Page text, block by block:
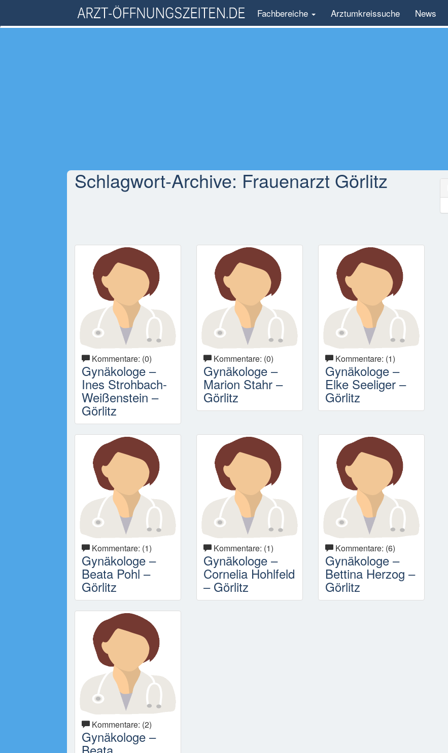
Fachbereiche Arztumkreissuche News
Schlagwort-Archive: Frauenarzt Görlitz
Kommentare: (0)
Gynäkologe –
Ines Strohbach-
Weißenstein –
Görlitz
Kommentare: (0)
Gynäkologe –
Marion Stahr –
Görlitz
Kommentare: (1)
Gynäkologe –
Elke Seeliger –
Görlitz
Kommentare: (1)
Gynäkologe –
Beata Pohl –
Görlitz
Kommentare: (1)
Gynäkologe –
Cornelia Hohlfeld
– Görlitz
Kommentare: (6)
Gynäkologe –
Bettina Herzog –
Görlitz
Kommentare: (2)
Gynäkologe –